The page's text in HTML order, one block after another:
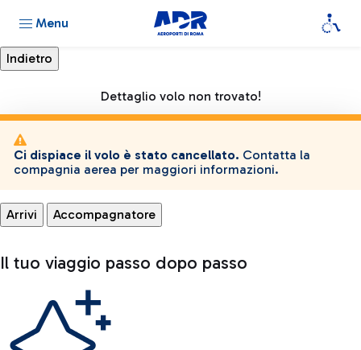
Menu
Dettaglio volo non trovato!
Ci dispiace il volo è stato cancellato. Contatta la
compagnia aerea per maggiori informazioni.
Arrivi Accompagnatore
Il tuo viaggio passo dopo passo